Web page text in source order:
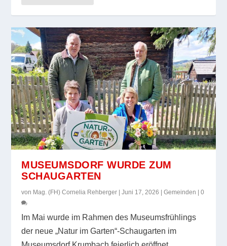
MUSEUMSDORF WURDE ZUM
SCHAUGARTEN
von Mag. (FH) Cornelia Rehberger |Juni 17, 2026 |Gemeinden |0
Im Mai wurde im Rahmen des Museumsfrühlings
der neue „Natur im Garten“-Schaugarten im